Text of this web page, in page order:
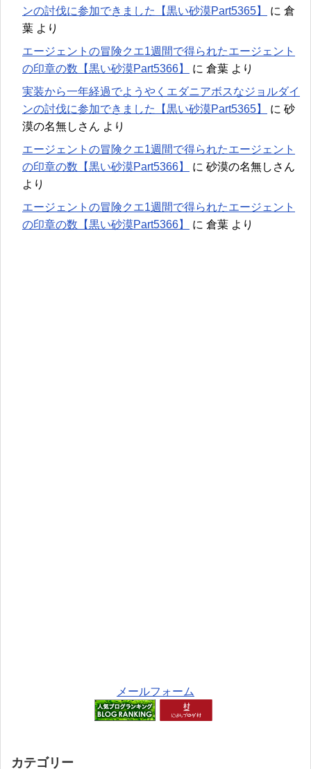
ンの討伐に参加できました【黒い砂漠Part5365】
に 倉
葉 より
エージェントの冒険クエ1週間で得られたエージェント
の印章の数【黒い砂漠Part5366】
に 倉葉 より
実装から一年経過でようやくエダニアボスなジョルダイ
ンの討伐に参加できました【黒い砂漠Part5365】
に 砂
漠の名無しさん より
エージェントの冒険クエ1週間で得られたエージェント
の印章の数【黒い砂漠Part5366】
に 砂漠の名無しさん
より
エージェントの冒険クエ1週間で得られたエージェント
の印章の数【黒い砂漠Part5366】
に 倉葉 より
メールフォーム
カテゴリー